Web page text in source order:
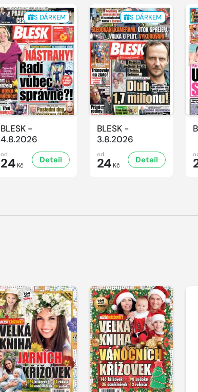
S DÁRKEM
BLESK -
4.8.2026
od
24 Kč
Detail
S DÁRKEM
BLESK -
3.8.2026
od
24 Kč
Detail